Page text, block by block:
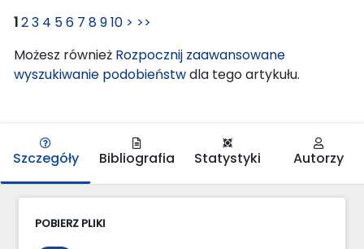
123 4 56 7 8910 > >>
Możesz również Rozpocznij zaawansowane
wyszukiwanie podobieństwdla tego artykułu.
Szczegóły Bibliografia Statystyki Autorzy
POBIERZ PLIKI